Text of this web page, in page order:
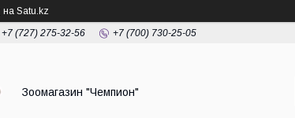
на Satu.kz
+7 (727) 275-32-56 +7 (700) 730-25-05
Зоомагазин "Чемпион"